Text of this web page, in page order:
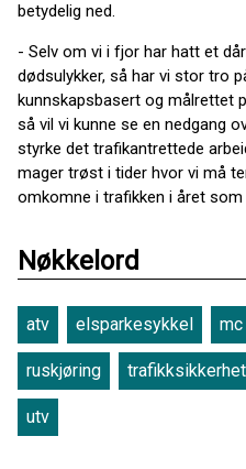
betydelig ned.
- Selv om vi i fjor har hatt et
dødsulykker, så har vi stor tro
kunnskapsbasert og målrettet
så vil vi kunne se en nedgang
styrke det trafikantrettede
mager trøst i tider hvor vi må
omkomne i trafikken i året
Nøkkelord
atv elsparkesykkel mc
ruskjøring trafikksikkerhet
utv